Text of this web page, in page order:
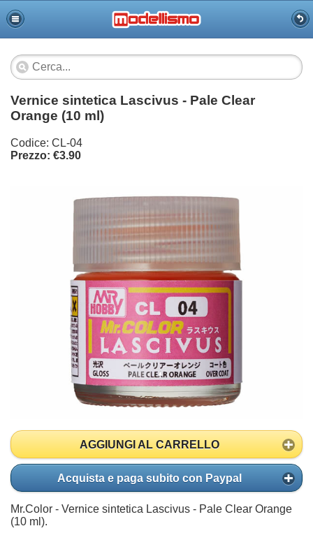
Vernice sintetica Lascivus - Pale Clear
Orange (10 ml)
Codice: CL-04
Prezzo: €3.90
AGGIUNGI AL CARRELLO
Acquista e paga subito con Paypal
Mr.Color - Vernice sintetica Lascivus - Pale Clear Orange
(10 ml).